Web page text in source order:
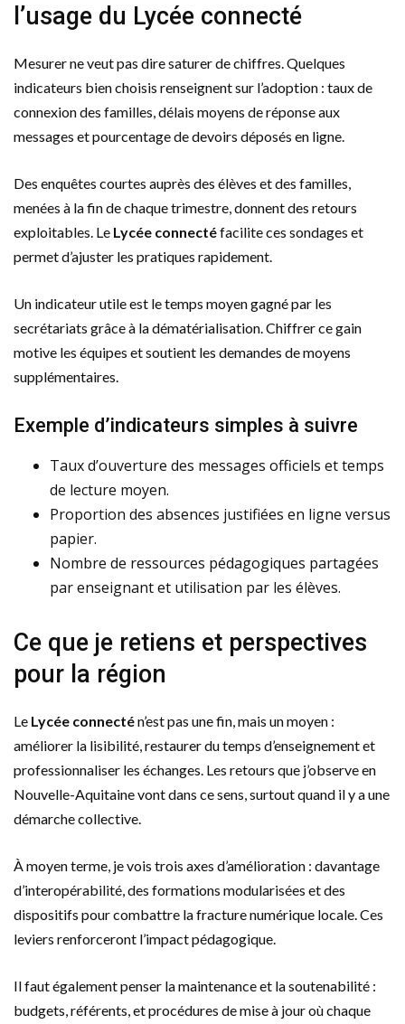
l’usage du Lycée connecté
Mesurer ne veut pas dire saturer de chiffres. Quelques
indicateurs bien choisis renseignent sur l’adoption : taux de
connexion des familles, délais moyens de réponse aux
messages et pourcentage de devoirs déposés en ligne.
Des enquêtes courtes auprès des élèves et des familles,
menées à la fin de chaque trimestre, donnent des retours
exploitables. Le Lycée connectéfacilite ces sondages et
permet d’ajuster les pratiques rapidement.
Un indicateur utile est le temps moyen gagné par les
secrétariats grâce à la dématérialisation. Chiffrer ce gain
motive les équipes et soutient les demandes de moyens
supplémentaires.
Exemple d’indicateurs simples à suivre
Taux d’ouverture des messages officiels et temps
de lecture moyen.
Proportion des absences justifiées en ligne versus
papier.
Nombre de ressources pédagogiques partagées
par enseignant et utilisation par les élèves.
Ce que je retiens et perspectives
pour la région
Le Lycée connectén’est pas une fin, mais un moyen :
améliorer la lisibilité, restaurer du temps d’enseignement et
professionnaliser les échanges. Les retours que j’observe en
Nouvelle-Aquitaine vont dans ce sens, surtout quand il y a une
démarche collective.
À moyen terme, je vois trois axes d’amélioration : davantage
d’interopérabilité, des formations modularisées et des
dispositifs pour combattre la fracture numérique locale. Ces
leviers renforceront l’impact pédagogique.
Il faut également penser la maintenance et la soutenabilité :
budgets, référents, et procédures de mise à jour où chaque